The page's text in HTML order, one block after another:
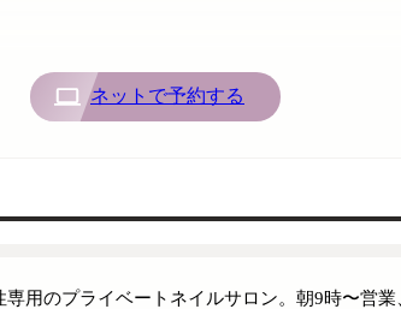
ネットで予約する
用のプライベートネイルサロン。朝9時〜営